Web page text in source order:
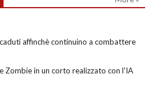
affinchè continuino a combattere
Zombie in un corto realizzato con l'IA